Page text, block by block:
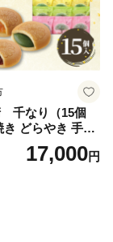
千なり（15個
産 丹波大納言小
りんご 慶事 お
17,000円